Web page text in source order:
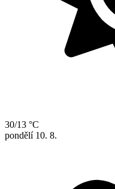
30/13 °C
pondělí 10. 8.